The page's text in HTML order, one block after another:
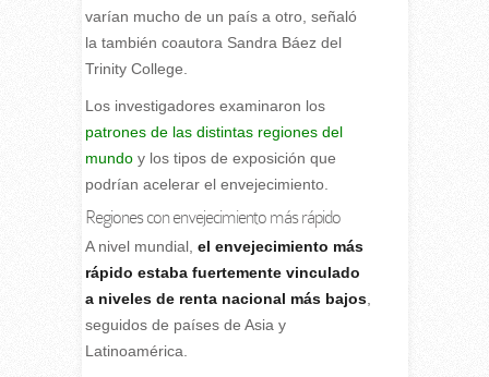
varían mucho de un país a otro, señaló
la también coautora Sandra Báez del
Trinity College.
Los investigadores examinaron los
patrones de las distintas regiones del
mundoy los tipos de exposición que
podrían acelerar el envejecimiento.
Regiones con envejecimiento más rápido
A nivel mundial, el envejecimiento más
rápido estaba fuertemente vinculado
a niveles de renta nacional más bajos,
seguidos de países de Asia y
Latinoamérica.